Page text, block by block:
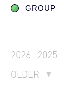
GROUP
2026 2025
OLDER